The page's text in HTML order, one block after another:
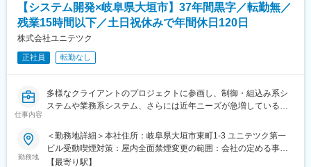
【安心して長く働ける環境】
●転勤なし・地域密着
事業所毎に地元企業と深く密着して業務を進めるため、転勤はあ
りません。じっくり腰を据えて技術を磨けます。
●残業は月平均15時間以下
す。
●既存の図面をベースにした仕様変更・流用設計
●3D-CADを使用した構造設計、各種データ入力・モデリング
●仕様書・構想図を基にした組立図や部品図の作成（バラシ作業）
●ゆくゆくは、顧客との打ち合わせや、ゼロからの構想設計など
※使用CAD：AutoCAD、SolidWorks、iCAD、CATIAなど（使い慣
れたCADでスタート可能です）
【このポジションの魅力・キャリアチェンジに最適な理由】
製品設計や部品設計とは異なり、毎回異なる動きをする「一品物
の設備」を手掛けるため、エンジニアとしての引き出しが圧倒的
に増えていきます。
【システム開発×岐阜県大垣市】37年間黒字／転勤無／
残業15時間以下／土日祝休みで年間休日120日
株式会社ユニテツク
正社員 転勤なし
仕事内容
多様なクライアントのプロジェクトに参画し、制御・組込み系シ
ステムや業務系システム、さらには近年ニーズが急増している
今回の募集では、完璧な上流経験は求めていません。「これ生ま
では指示通りのテストやコーディング（実装）が中心だった」と
勤務地
＜勤務地詳細＞本社住所：岐阜県大垣市東町1-3 ユニテツク第一
ビル受動喫煙対策：屋内全面禁煙変更の範囲：会社の定める事業
所【最寄り駅】